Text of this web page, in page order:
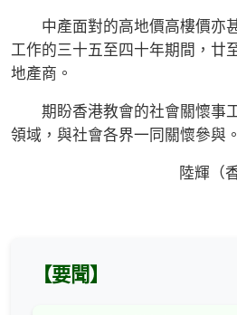
中產面對的高地價高樓價亦
工作的三十五至四十年期間，廿
地產商。
期盼香港教會的社會關懷事
領域，與社會各界一同關懷參與。
陸輝（
【要聞】